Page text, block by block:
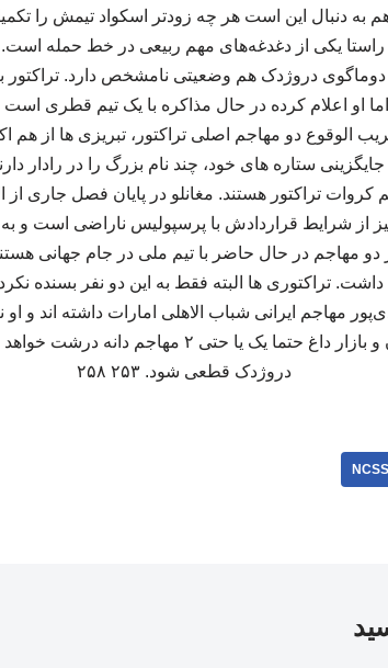
به دنبال این است هر چه زودتر اسکواد تیمش را
راستا یکی از دغدغه‌های مهم ربیعی در خط حمله
دروژدک هم وضعیتی نامشخص دارد. تراکتور
او اعلام کرده در حال مذاکره با یک تیم قطری است
الوقوع دو مهاجم اصلی تراکتور، تبریزی ها از هم
ستاره های خود، چند نام بزرگ را در رادار
تراکتور هستند. مغانلو در پایان فصل جاری از
از شرایط قراردادش با پرسپولیس ناراضی است و
دو مهاجم در حال حاضر با تیم ملی در جام جهانی
تراکتوری ها البته فقط به این دو نفر بسنده
مهاجم ایرانی شباب الاهلی امارات داشته اند و
هر چه هست، تراکتور در تابستان و بازار داغ
دروژدک قطعی شود. ۲۵۳ ۲۵۸